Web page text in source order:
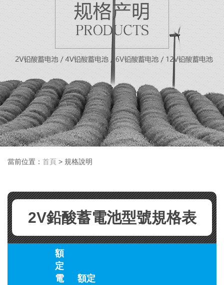
當前位置： 首頁 > 規格說明
2V鉛酸蓄電池型號規格表
額
定
電
額定